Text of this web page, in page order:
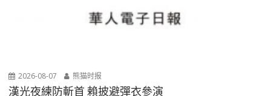
2026-08-07 熊猫时报
漢光夜練防斬首 賴披避彈衣參演